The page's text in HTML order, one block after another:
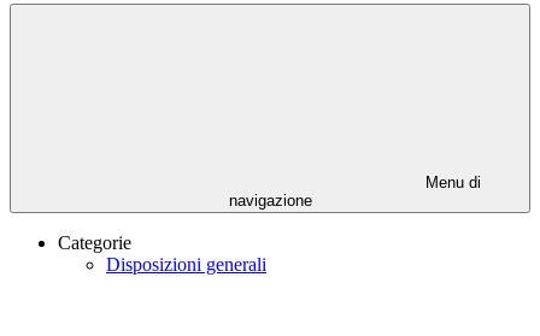
Menu di
navigazione
Categorie
Disposizioni generali